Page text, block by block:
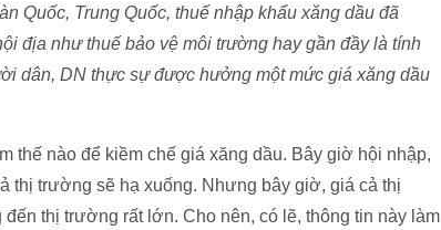
Quốc, Trung Quốc, thuế nhập khẩu xăng dầu đã
địa như thuế bảo vệ môi trường hay gần đầy là tính
dân, DN thực sự được hưởng một mức giá xăng dầu
thế nào để kiềm chế giá xăng dầu. Bây giờ hội nhập,
thị trường sẽ hạ xuống. Nhưng bây giờ, giá cả thị
thị trường rất lớn. Cho nên, có lẽ, thông tin này làm